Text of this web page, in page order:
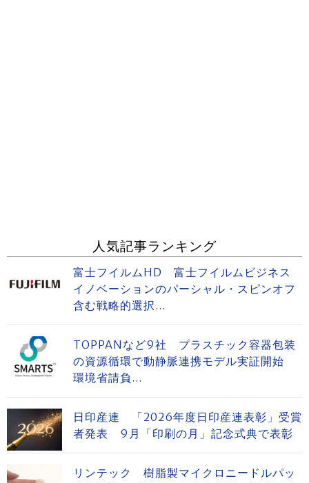
人気記事ランキング
富士フイルムHD 富士フイルムビジネス
イノベーションのパーシャル・スピンオフ
含む戦略的選択...
TOPPANなど9社 プラスチック容器包装
の資源循環で動静脈連携モデル実証開始
環境省請負...
日印産連 「2026年度日印産連表彰」受賞
者発表 9月「印刷の月」記念式典で表彰
リンテック 樹脂製マイクロニードルパッ